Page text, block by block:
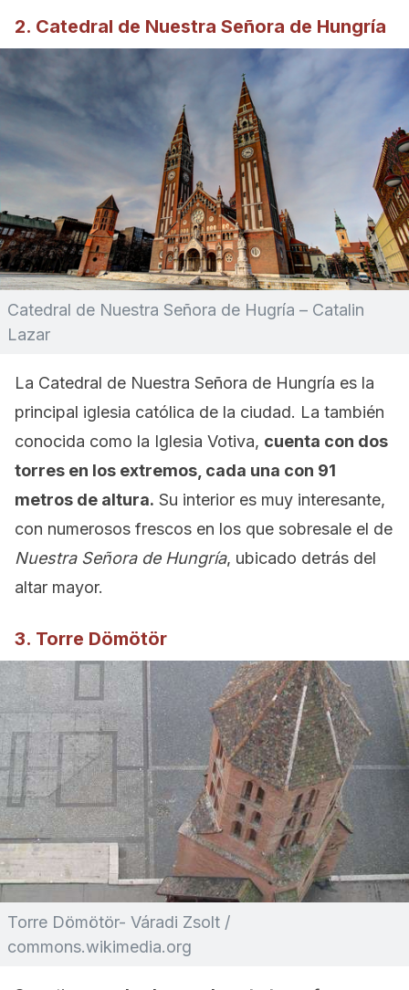
2. Catedral de Nuestra Señora de Hungría
Catedral de Nuestra Señora de Hugría – Catalin
Lazar
La Catedral de Nuestra Señora de Hungría es la
principal iglesia católica de la ciudad. La también
conocida como la Iglesia Votiva, cuenta con dos
torres en los extremos, cada una con 91
metros de altura. Su interior es muy interesante,
con numerosos frescos en los que sobresale el de
Nuestra Señora de Hungría, ubicado detrás del
altar mayor.
3. Torre Dömötör
Torre Dömötör- Váradi Zsolt /
commons.wikimedia.org